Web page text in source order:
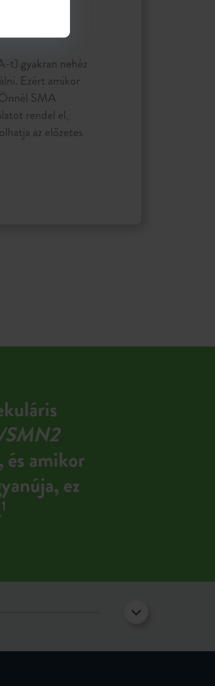
t) gyakran nehéz
Ezért amikor
SMA
rendel el,
az előzetes
és amikor
ez
1